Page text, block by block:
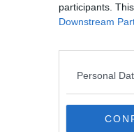
participants.
Downstream
Personal